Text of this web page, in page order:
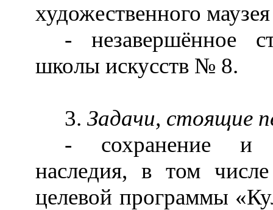
художественного
- незавершённое
школы искусств № 8.
3. Задачи, стоящие
- сохранение и
наследия, в том
целевой программы